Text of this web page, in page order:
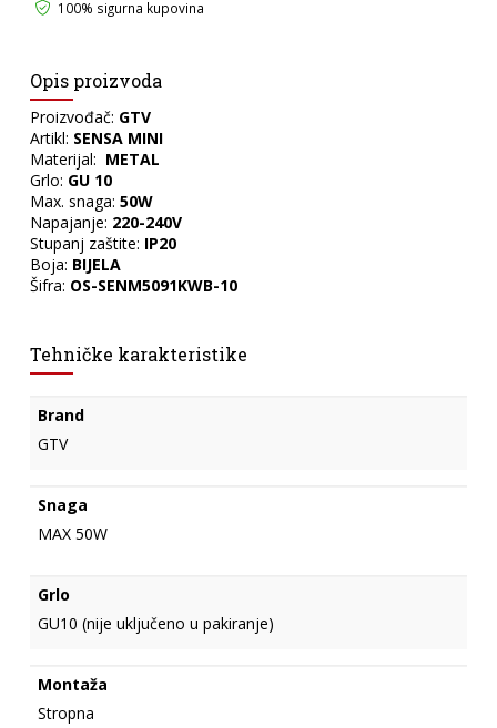
100% sigurna kupovina
Opis proizvoda
Proizvođač: GTV
Artikl: SENSA MINI
Materijal: METAL
Grlo: GU 10
Max. snaga: 50W
Napajanje: 220-240V
Stupanj zaštite: IP20
Boja: BIJELA
Šifra: OS-SENM5091KWB-10
Tehničke karakteristike
Brand
GTV
Snaga
MAX 50W
Grlo
GU10 (nije uključeno u pakiranje)
Montaža
Stropna